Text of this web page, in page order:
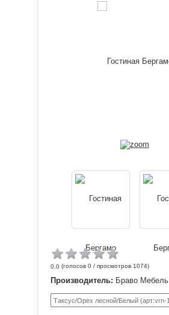
0.0 (голосов 0 / просмотров 1074)
Производитель: Браво Мебель